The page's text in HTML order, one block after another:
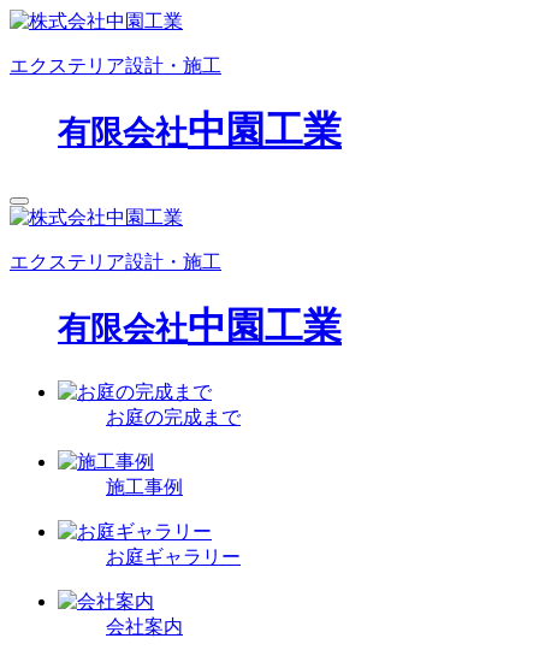
エクステリア設計・施工
有限会社中園工業
エクステリア設計・施工
有限会社中園工業
お庭の完成まで
施工事例
お庭ギャラリー
会社案内